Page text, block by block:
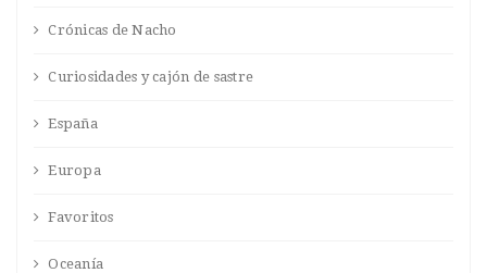
Crónicas de Nacho
Curiosidades y cajón de sastre
España
Europa
Favoritos
Oceanía